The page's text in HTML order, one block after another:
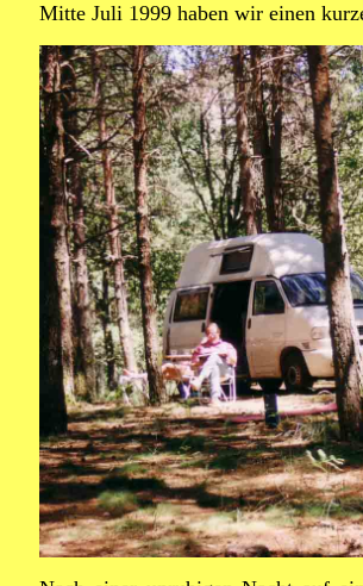
Mitte Juli 1999 haben wir einen